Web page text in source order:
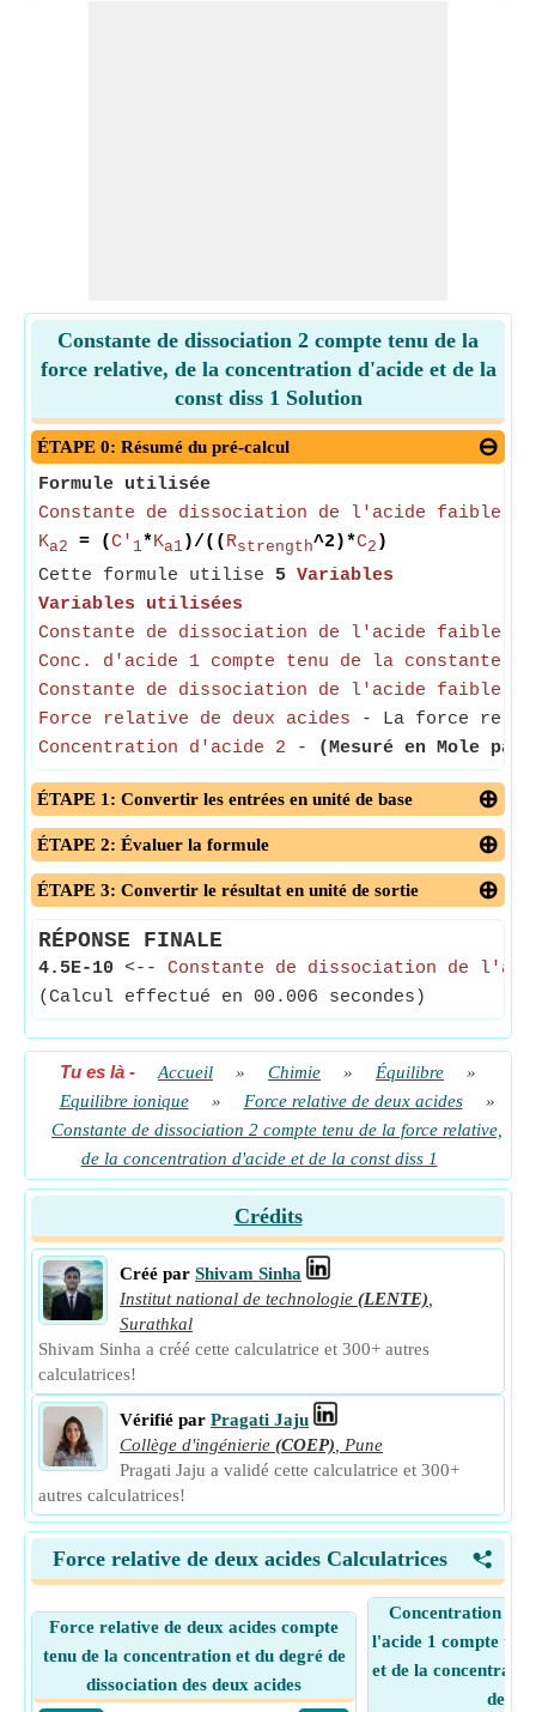
Constante de dissociation 2 compte tenu de la
force relative, de la concentration d'acide et de la
const diss 1 Solution
ÉTAPE 0: Résumé du pré-calcul
Formule utilisée
Constante de dissociation de l'acide faible 2
Ka2 = (C' 1*Ka1 )/(( Rstrength^2)*C2 )
Cette formule utilise 5 Variables
Variables utilisées
Constante de dissociation de l'acide faible 2
Conc. d'acide 1 compte tenu de la constante
Constante de dissociation de l'acide faible 1
Force relative de deux acides - La force
Concentration d'acide 2 - (Mesuré en Mole par
ÉTAPE 1: Convertir les entrées en unité de base
ÉTAPE 2: Évaluer la formule
ÉTAPE 3: Convertir le résultat en unité de sortie
RÉPONSE FINALE
4.5E-10 <-- Constante de dissociation de
(Calcul effectué en 00.006 secondes)
Tu es là - Accueil » Chimie » Équilibre
»
Equilibre ionique
» Force relative de deux acides
»
Constante de dissociation 2 compte tenu de la force relative,
de la concentration d'acide et de la const diss 1
Crédits
Créé par Shivam Sinha
Institut national de technologie (LENTE)
Surathkal
Shivam Sinha a créé cette calculatrice et 300+ autres
calculatrices!
Vérifié par Pragati Jaju
Collège d'ingénierie (COEP)
Pune
Pragati Jaju a validé cette calculatrice et 300+
autres calculatrices!
<
Force relative de deux acides Calculatrices
Force relative de deux acides compte
tenu de la concentration et du degré de
dissociation des deux acides
Concentration de
l'acide 1 compte
et de la
de